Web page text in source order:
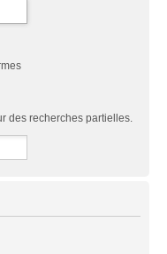
des recherches partielles.